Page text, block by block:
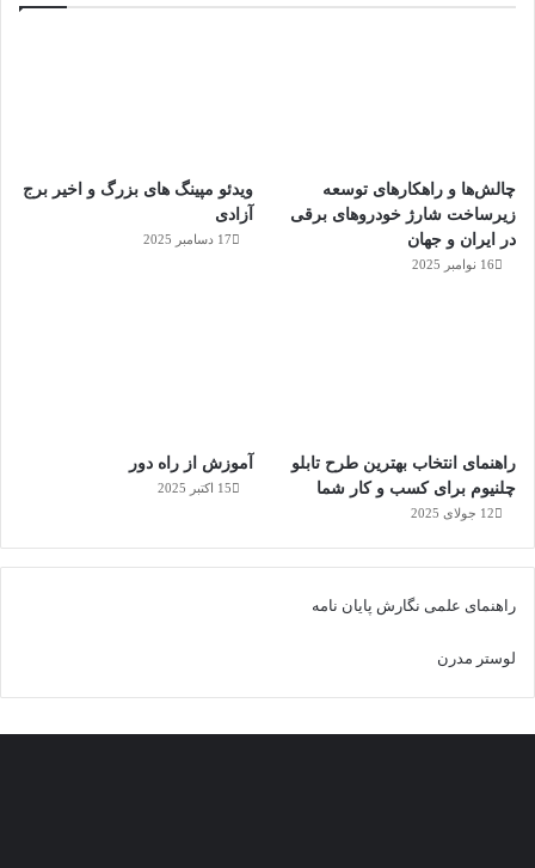
ویدئو مپینگ های بزرگ و اخیر برج
آزادی
17 دسامبر 2025
چالش‌ها و راهکارهای توسعه
زیرساخت شارژ خودروهای برقی
در ایران و جهان
16 نوامبر 2025
آموزش از راه دور
15 اکتبر 2025
راهنمای انتخاب بهترین طرح تابلو
چلنیوم برای کسب و کار شما
12 جولای 2025
راهنمای علمی نگارش پایان نامه
لوستر مدرن